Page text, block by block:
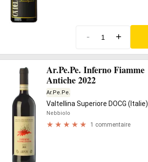
- +
Ar.Pe.Pe. Inferno Fiamme
Antiche 2022
Ar.Pe.Pe.
Valtellina Superiore DOCG (Italie)
Nebbiolo
1 commentaire